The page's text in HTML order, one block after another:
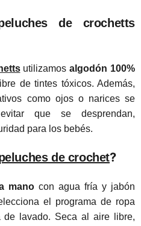
de crochetts
utilizamosalgodón 100%
de tintes tóxicos. Además,
como ojos o narices se
que se desprendan,
para los bebés.
de crochet?
mano con agua fría y jabón
el programa de ropa
lavado. Seca al aire libre,